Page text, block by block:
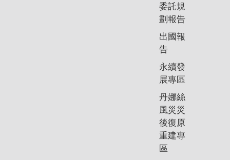
委託規
劃報告
出國報
告
永續發
展專區
丹娜絲
風災災
後復原
重建專
區